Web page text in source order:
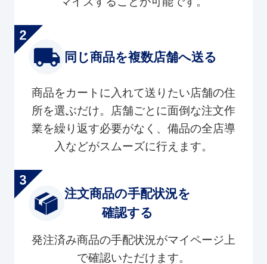
同じ商品を複数店舗へ送る
商品をカートに入れて送りたい店舗の住
所を選ぶだけ。店舗ごとに面倒な注文作
業を繰り返す必要がなく、備品の全店導
入などがスムーズに行えます。
注文商品の手配状況を
確認する
発注済み商品の手配状況がマイページ上
で確認いただけます。